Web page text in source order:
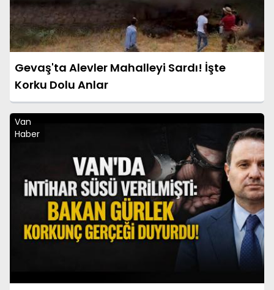
Gevaş'ta Alevler Mahalleyi Sardı! İşte
Korku Dolu Anlar
Van
Haber